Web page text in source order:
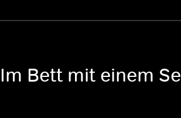
Bett mit einem